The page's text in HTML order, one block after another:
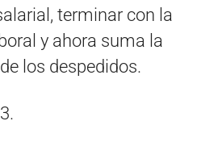
terminar con la
y ahora suma la
los despedidos.